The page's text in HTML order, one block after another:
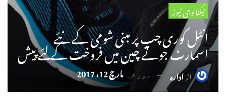
ٹیکنالوجی نیوز
انٹل کوری چپ پر مبنی شومی کے نئے
اسمارٹ جوتے چین میں فروخت کے لئے پیش
ازادارہ مورخہ مارچ 12، 2017